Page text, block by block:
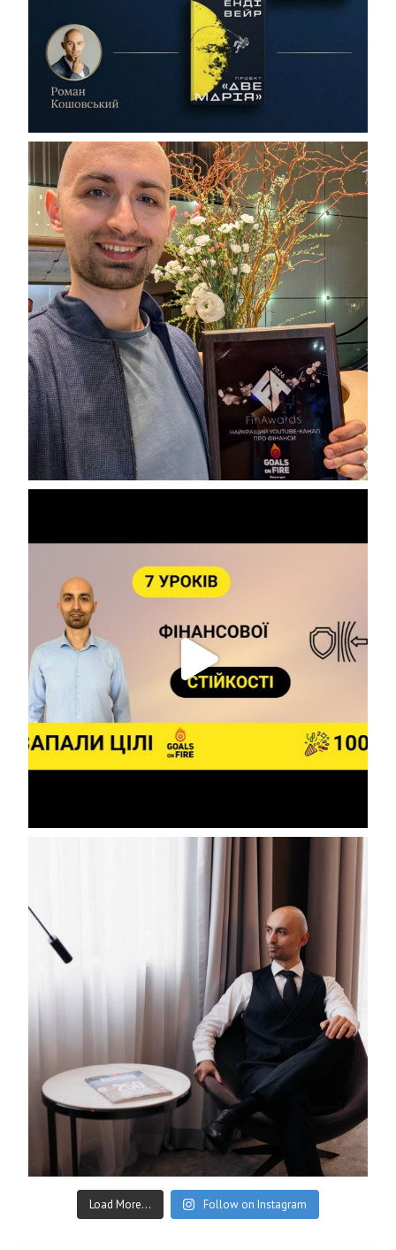
Load More... Follow on Instagram